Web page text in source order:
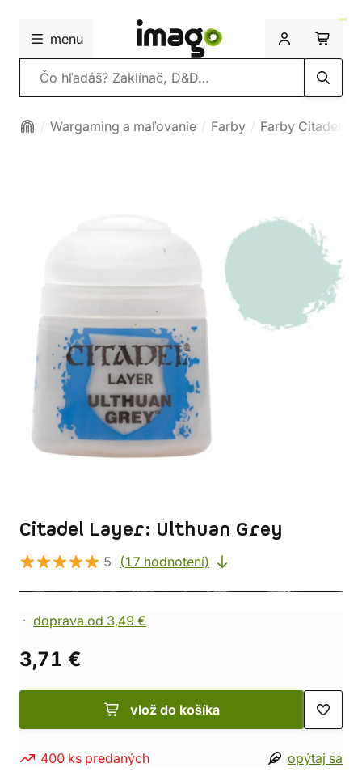
menu
Vyhľadávanie
Wargaming a maľovanie Farby Farby Citadel
Citadel Layer: Ulthuan Grey
5 (17 hodnotení)
doprava od 3,49 €
3,71 €
vlož do košíka
400 ks predaných opýtaj sa